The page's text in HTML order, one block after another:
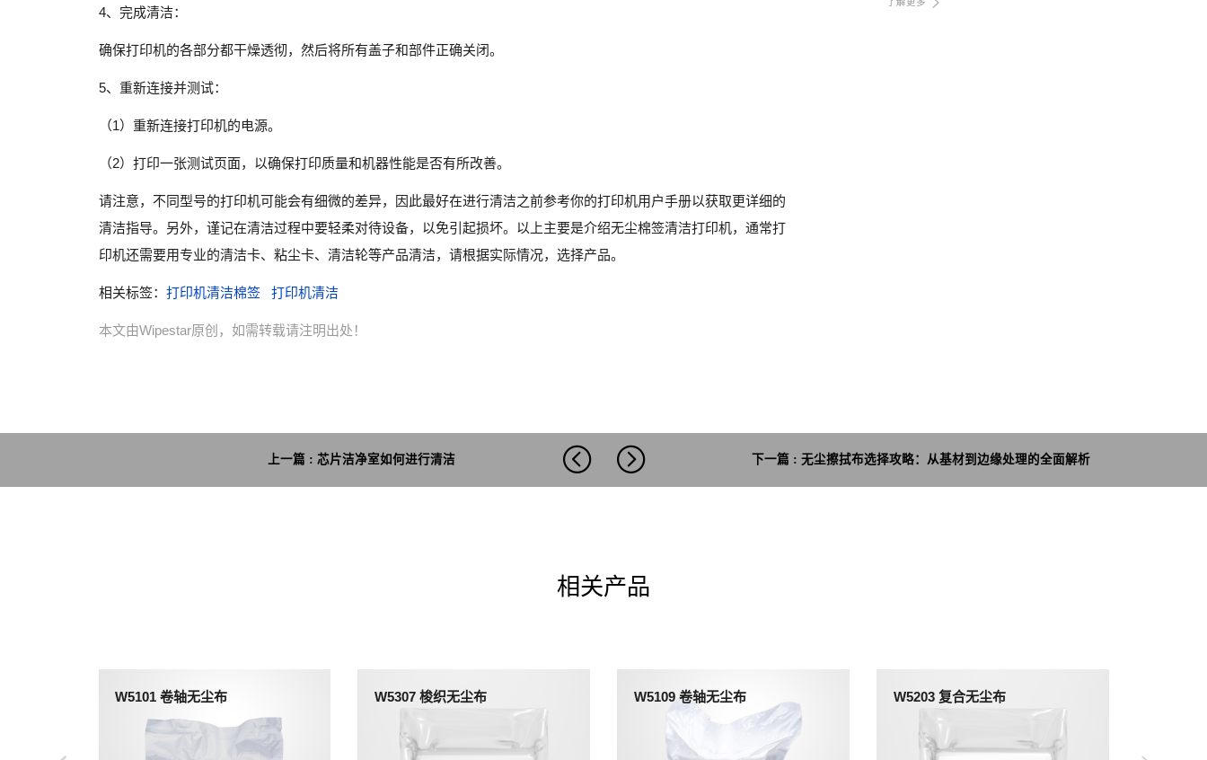
4、完成清洁：
确保打印机的各部分都干燥透彻，然后将所有盖子和部件正确关闭。
5、重新连接并测试：
（1）重新连接打印机的电源。
（2）打印一张测试页面，以确保打印质量和机器性能是否有所改善。
请注意，不同型号的打印机可能会有细微的差异，因此最好在进行清洁之前参考你的打印机用户手册以获取更详细的
清洁指导。另外，谨记在清洁过程中要轻柔对待设备，以免引起损坏。以上主要是介绍无尘棉签清洁打印机，通常打
印机还需要用专业的清洁卡、粘尘卡、清洁轮等产品清洁，请根据实际情况，选择产品。
相关标签： 打印机清洁棉签 打印机清洁
本文由Wipestar原创，如需转载请注明出处！
上一篇 : 芯片洁净室如何进行清洁 下一篇 : 无尘擦拭布选择攻略：从基材到边缘处理的全面解析
相关产品
W5101 卷轴无尘布 W5307 梭织无尘布 W5109 卷轴无尘布 W5203 复合无尘布